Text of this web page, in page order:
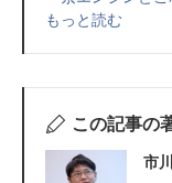
もっと読む
この記事の
市